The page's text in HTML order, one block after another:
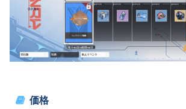
価格